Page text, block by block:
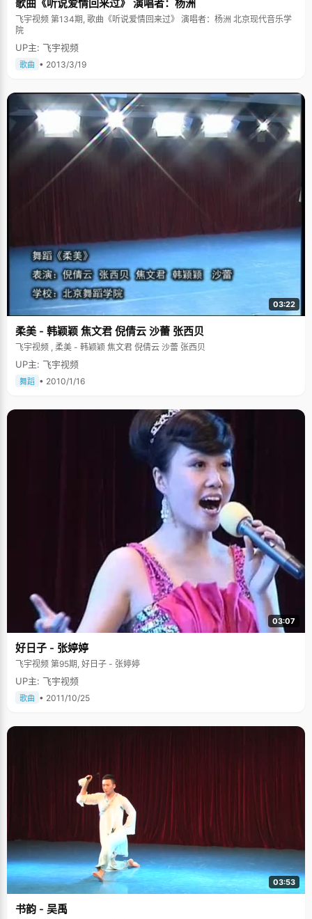
歌曲《听说爱情回来过》 演唱者：杨洲
飞宇视频 第134期, 歌曲《听说爱情回来过》 演唱者：杨洲 北京现代音乐学
院
UP主: 飞宇视频
歌曲 • 2013/3/19
03:22
柔美 - 韩颖颖 焦文君 倪倩云 沙蕾 张西贝
飞宇视频 , 柔美 - 韩颖颖 焦文君 倪倩云 沙蕾 张西贝
UP主: 飞宇视频
舞蹈 • 2010/1/16
03:07
好日子 - 张婷婷
飞宇视频 第95期, 好日子 - 张婷婷
UP主: 飞宇视频
歌曲 • 2011/10/25
03:53
书韵 - 吴禹